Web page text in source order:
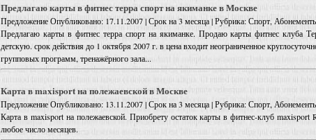
Предлагаю карты в фитнес терра спорт на якиманке в Москве
ПредложениеОпубликовано: 17.11.2007 | Срок на 3 месяца | Рубрика: Спорт,
Предлагаю карты в фитнес терра спорт на якиманке. Продаю карты фитнес клуба
детскую. срок действия до 1 октября 2007 г. в цена входит неограниченное
групповых программ, тренажёрного зала...
Карта в maxisport на полежаевской в Москве
ПредложениеОпубликовано: 13.11.2007 | Срок на 3 месяца | Рубрика: Спорт,
Карта в maxisport на полежаевской. Приобрету остаток карты в фитнес-клуб maxisport
любое число месяцев.